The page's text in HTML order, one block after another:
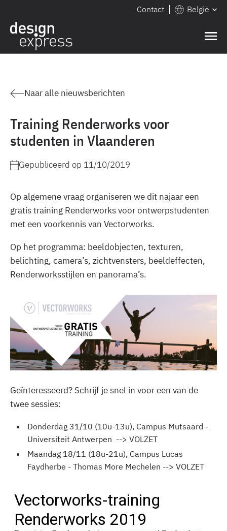
Contact België
Naar alle nieuwsberichten
Training Renderworks voor
studenten in Vlaanderen
Gepubliceerd op 11/10/2019
Op algemene vraag organiseren we dit najaar een
gratis training Renderworks voor ontwerpstudenten
met een voorkennis van Vectorworks.
Op het programma: beeldobjecten, texturen,
belichting, camera’s, zichtvensters, beeldeffecten,
Renderworksstijlen en panorama’s.
Geïnteresseerd? Schrijf je snel in voor een van de
twee sessies:
Donderdag 31/10 (10u-13u), Campus Mutsaard -
Universiteit Antwerpen --> VOLZET
Maandag 18/11 (18u-21u), Campus Lucas
Faydherbe - Thomas More Mechelen --> VOLZET